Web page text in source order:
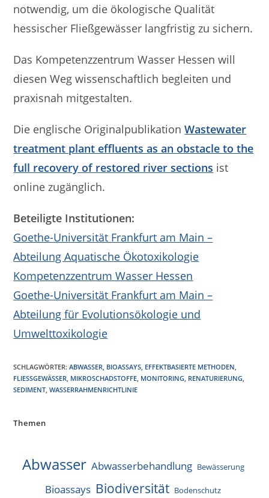
notwendig, um die ökologische Qualität
hessischer Fließgewässer langfristig zu sichern.
Das Kompetenzzentrum Wasser Hessen will
diesen Weg wissenschaftlich begleiten und
praxisnah mitgestalten.
Die englische OriginalpublikationWastewater
treatment plant effluents as an obstacle to the
full recovery of restored river sections ist
online zugänglich.
Beteiligte Institutionen:
Goethe-Universität Frankfurt am Main –
Abteilung Aquatische Ökotoxikologie
Kompetenzzentrum Wasser Hessen
Goethe-Universität Frankfurt am Main –
Abteilung für Evolutionsökologie und
Umwelttoxikologie
SCHLAGWÖRTER:ABWASSER, BIOASSAYS, EFFEKTBASIERTE METHODEN,
FLIESSGEWÄSSER , MIKROSCHADSTOFFE, MONITORING, RENATURIERUNG,
SEDIMENT, WASSERRAHMENRICHTLINIE
Themen
Abwasser Abwasserbehandlung Bewässerung
Bioassays Biodiversität Bodenschutz